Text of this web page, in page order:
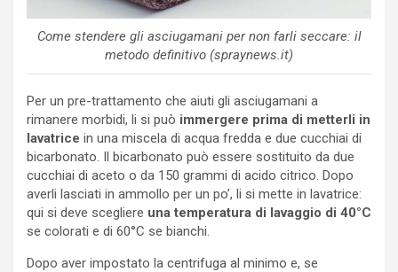
Come stendere gli asciugamani per non farli seccare: il
metodo definitivo (spraynews.it)
Per un pre-trattamento che aiuti gli asciugamani a
rimanere morbidi, li si può immergere prima di metterli in
lavatrice in una miscela di acqua fredda e due cucchiai di
bicarbonato. Il bicarbonato può essere sostituito da due
cucchiai di aceto o da 150 grammi di acido citrico. Dopo
averli lasciati in ammollo per un po’, li si mette in lavatrice:
qui si deve scegliere una temperatura di lavaggio di 40°C
se colorati e di 60°C se bianchi.
Dopo aver impostato la centrifuga al minimo e, se